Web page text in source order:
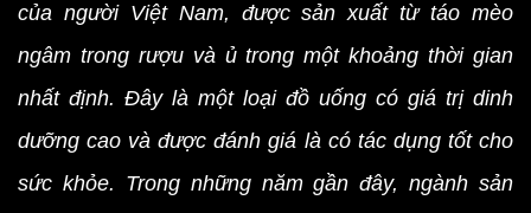
của người Việt Nam, được sản xuất từ táo mèo
ngâm trong rượu và ủ trong một khoảng thời gian
nhất định. Đây là một loại đồ uống có giá trị dinh
dưỡng cao và được đánh giá là có tác dụng tốt cho
sức khỏe. Trong những năm gần đây, ngành sản